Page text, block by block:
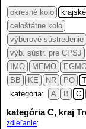
okresné kolo
celoštátne kolo
výberové sústredenie
výb. sústr. pre CPSJ
IMO
MEMO
BB
KE NR PO
kategória:
A B C
kategória C, kraj
zdieľanie: